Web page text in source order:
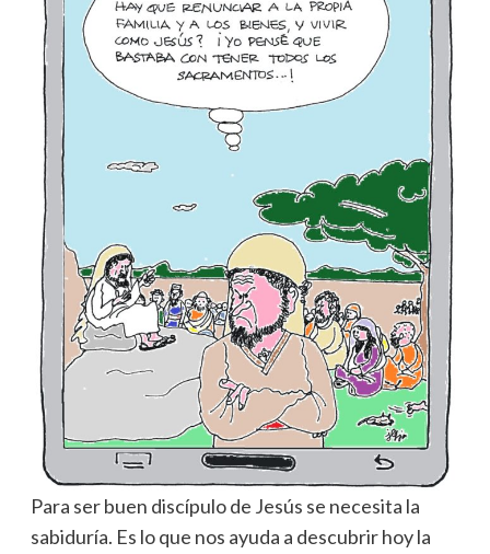
Para ser buen discípulo de Jesús se necesita la
sabiduría. Es lo que nos ayuda a descubrir hoy la